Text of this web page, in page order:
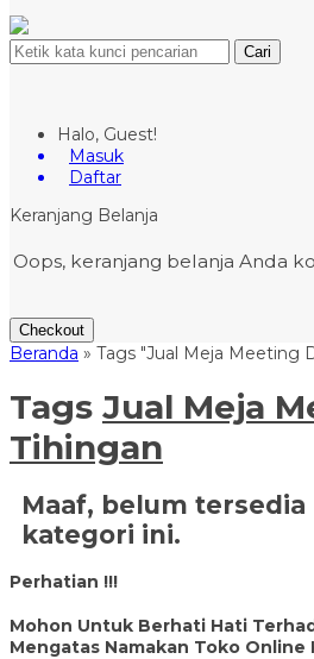
Cari
Halo, Guest!
Masuk
Daftar
Keranjang Belanja
Oops, keranjang belanja Anda
Checkout
Beranda » Tags "Jual Meja Meeting
Tags Jual Meja
Tihingan
Maaf, belum
kategori ini.
Perhatian !!!
Mohon Untuk Berhati Hati
Mengatas Namakan Toko Online